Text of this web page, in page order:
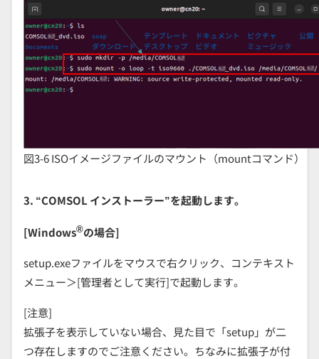
図3-6 ISOイメージファイルのマウント（mountコマンド）
3. “COMSOL インストーラー”を起動します。
[Windows®の場合]
setup.exeファイルをマウスで右クリック、コンテキスト
メニュー＞[管理者として実行]で起動します。
[注意]
拡張子を表示していない場合、見た目で「setup」が二
つ存在しますのでご注意ください。ちなみに拡張子が付